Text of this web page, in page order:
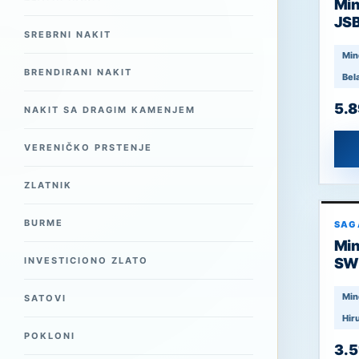
SREBRNI NAKIT
BRENDIRANI NAKIT
NAKIT SA DRAGIM KAMENJEM
VERENIČKO PRSTENJE
ZLATNIK
BURME
INVESTICIONO ZLATO
SATOVI
POKLONI